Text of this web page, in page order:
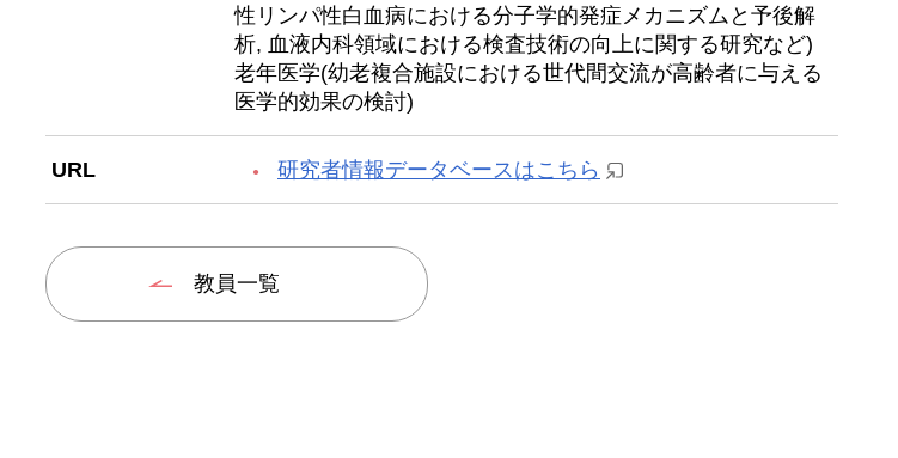
性リンパ性白血病における分子学的発症メカニズムと予後解
析, 血液内科領域における検査技術の向上に関する研究など)
老年医学(幼老複合施設における世代間交流が高齢者に与える
医学的効果の検討)
URL 研究者情報データベースはこちら
教員一覧